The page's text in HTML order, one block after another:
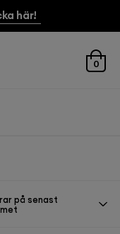
här!
0
på senast